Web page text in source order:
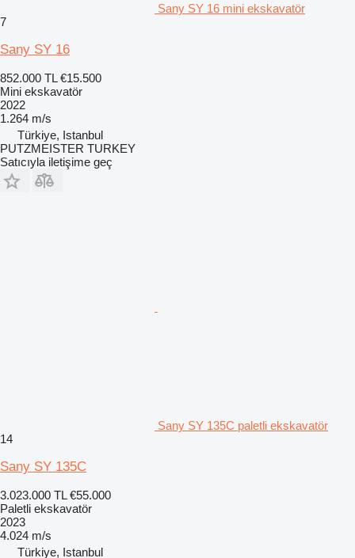
Sany SY 16 mini ekskavatör
7
Sany SY 16
852.000 TL €15.500
Mini ekskavatör
2022
1.264 m/s
Türkiye, Istanbul
PUTZMEISTER TURKEY
Satıcıyla iletişime geç
Sany SY 135C paletli ekskavatör
14
Sany SY 135C
3.023.000 TL €55.000
Paletli ekskavatör
2023
4.024 m/s
Türkiye, Istanbul